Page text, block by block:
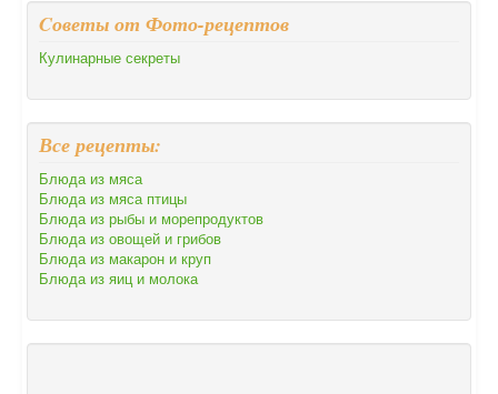
Cоветы от Фото-рецептов
Кулинарные секреты
Все рецепты:
Блюда из мяса
Блюда из мяса птицы
Блюда из рыбы и морепродуктов
Блюда из овощей и грибов
Блюда из макарон и круп
Блюда из яиц и молока